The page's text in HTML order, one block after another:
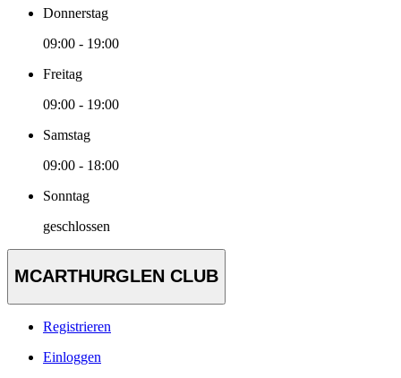
Donnerstag
09:00 - 19:00
Freitag
09:00 - 19:00
Samstag
09:00 - 18:00
Sonntag
geschlossen
MCARTHURGLEN CLUB
Registrieren
Einloggen